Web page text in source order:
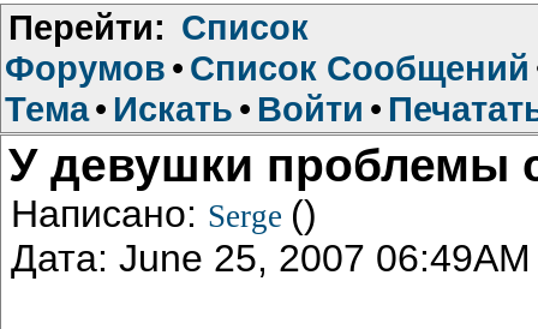
Перейти: Список
Форумов • Список Сообщений
Тема• Искать • Войти •
У девушки проблемы
Написано: Serge ()
Дата: June 25, 2007 06:49AM